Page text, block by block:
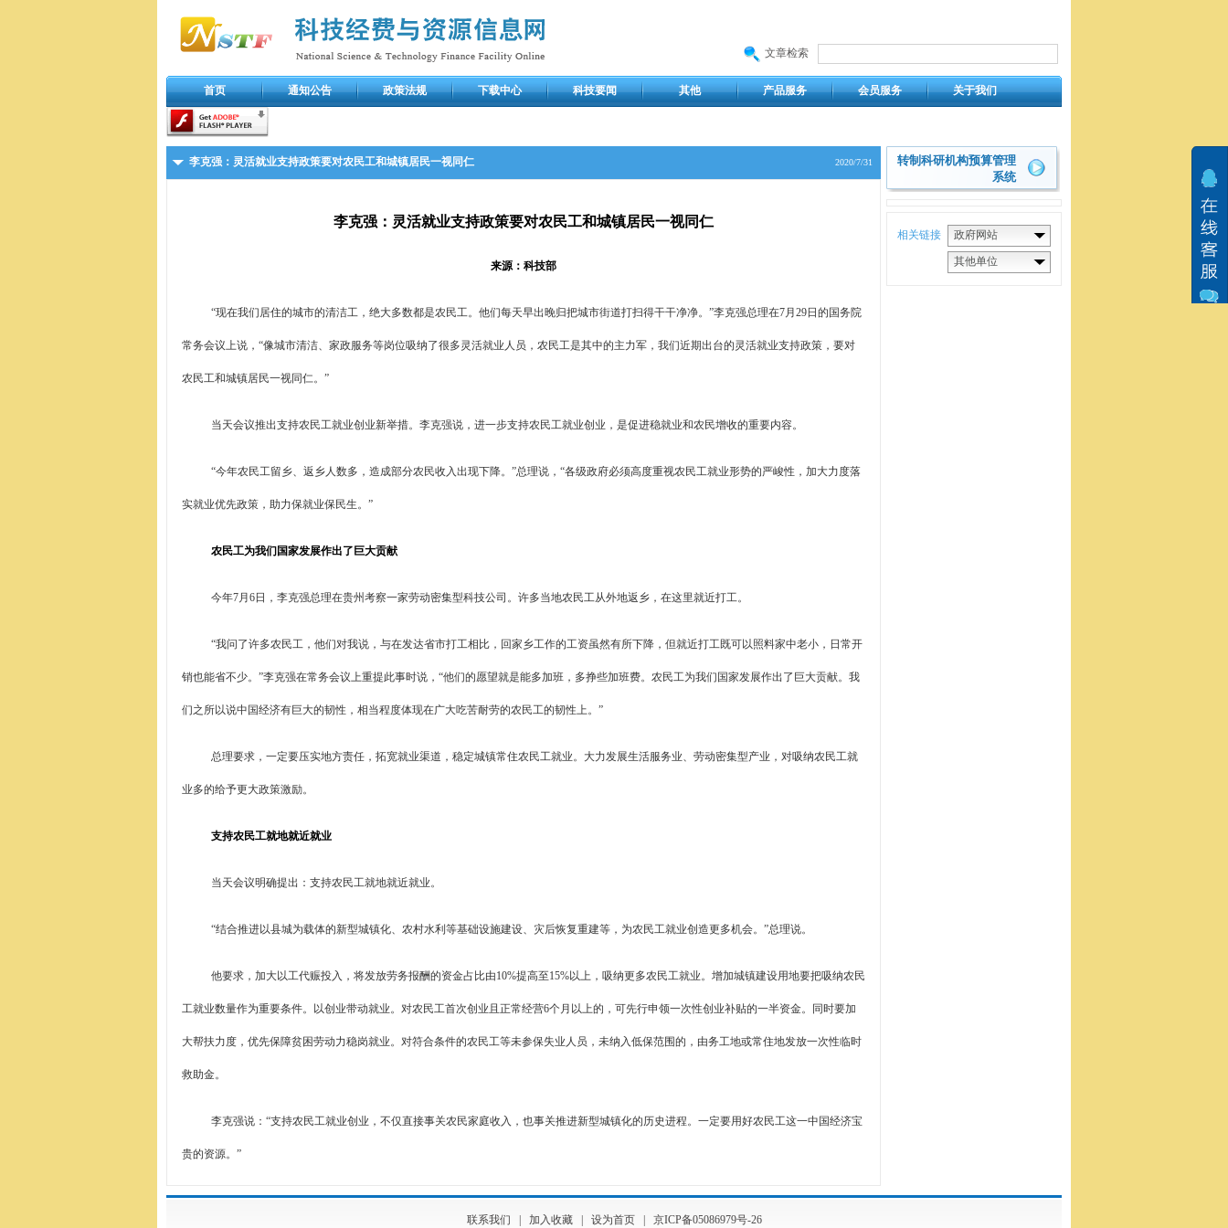
文章检索
首页 通知公告 政策法规 下载中心 科技要闻 其他 产品服务 会员服务 关于我们
李克强：灵活就业支持政策要对农民工和城镇居民一视同仁 2020/7/31
李克强：灵活就业支持政策要对农民工和城镇居民一视同仁
来源：科技部
“现在我们居住的城市的清洁工，绝大多数都是农民工。他们每天早出晚归把城市街道打扫得干干净净。”李克强总理在7月29日的国务院
常务会议上说，“像城市清洁、家政服务等岗位吸纳了很多灵活就业人员，农民工是其中的主力军，我们近期出台的灵活就业支持政策，要对
农民工和城镇居民一视同仁。”
当天会议推出支持农民工就业创业新举措。李克强说，进一步支持农民工就业创业，是促进稳就业和农民增收的重要内容。
“今年农民工留乡、返乡人数多，造成部分农民收入出现下降。”总理说，“各级政府必须高度重视农民工就业形势的严峻性，加大力度落
实就业优先政策，助力保就业保民生。”
农民工为我们国家发展作出了巨大贡献
今年7月6日，李克强总理在贵州考察一家劳动密集型科技公司。许多当地农民工从外地返乡，在这里就近打工。
“我问了许多农民工，他们对我说，与在发达省市打工相比，回家乡工作的工资虽然有所下降，但就近打工既可以照料家中老小，日常开
销也能省不少。”李克强在常务会议上重提此事时说，“他们的愿望就是能多加班，多挣些加班费。农民工为我们国家发展作出了巨大贡献。我
们之所以说中国经济有巨大的韧性，相当程度体现在广大吃苦耐劳的农民工的韧性上。”
总理要求，一定要压实地方责任，拓宽就业渠道，稳定城镇常住农民工就业。大力发展生活服务业、劳动密集型产业，对吸纳农民工就
业多的给予更大政策激励。
支持农民工就地就近就业
当天会议明确提出：支持农民工就地就近就业。
“结合推进以县城为载体的新型城镇化、农村水利等基础设施建设、灾后恢复重建等，为农民工就业创造更多机会。”总理说。
他要求，加大以工代赈投入，将发放劳务报酬的资金占比由10%提高至15%以上，吸纳更多农民工就业。增加城镇建设用地要把吸纳农民
工就业数量作为重要条件。以创业带动就业。对农民工首次创业且正常经营6个月以上的，可先行申领一次性创业补贴的一半资金。同时要加
大帮扶力度，优先保障贫困劳动力稳岗就业。对符合条件的农民工等未参保失业人员，未纳入低保范围的，由务工地或常住地发放一次性临时
救助金。
李克强说：“支持农民工就业创业，不仅直接事关农民家庭收入，也事关推进新型城镇化的历史进程。一定要用好农民工这一中国经济宝
贵的资源。”
转制科研机构预算管理
系统
相关链接 政府网站
其他单位
联系我们 加入收藏| 设为首页| 京ICP备05086979号-26
提醒：为防止临时